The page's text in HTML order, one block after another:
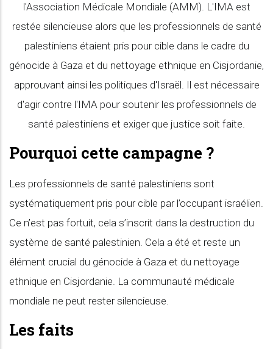
l'Association Médicale Mondiale (AMM). L'IMA est
restée silencieuse alors que les professionnels de santé
palestiniens étaient pris pour cible dans le cadre du
génocide à Gaza et du nettoyage ethnique en Cisjordanie,
approuvant ainsi les politiques d'Israël. Il est nécessaire
d'agir contre l'IMA pour soutenir les professionnels de
santé palestiniens et exiger que justice soit faite.
Pourquoi cette campagne ?
Les professionnels de santé palestiniens sont
systématiquement pris pour cible par l’occupant israélien.
Ce n’est pas fortuit, cela s’inscrit dans la destruction du
système de santé palestinien. Cela a été et reste un
élément crucial du génocide à Gaza et du nettoyage
ethnique en Cisjordanie. La communauté médicale
mondiale ne peut rester silencieuse.
Les faits